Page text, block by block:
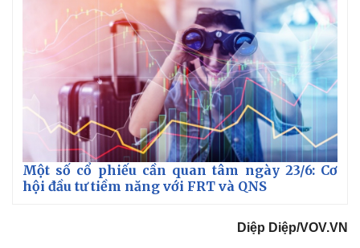
Một số cổ phiếu cần quan tâm ngày 23/6: Cơ
hội đầu tư tiềm năng với FRT và QNS
Diệp Diệp/VOV.VN